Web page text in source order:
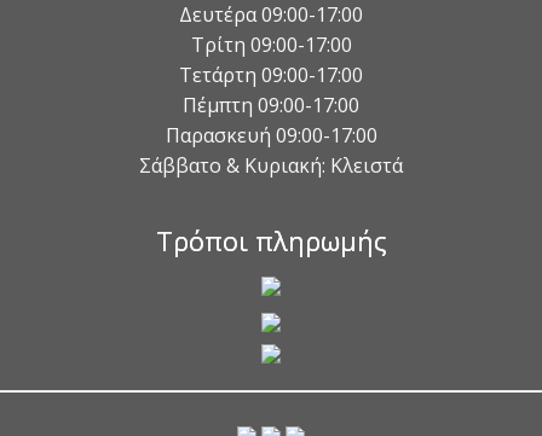
Δευτέρα 09:00-17:00
Τρίτη 09:00-17:00
Τετάρτη 09:00-17:00
Πέμπτη 09:00-17:00
Παρασκευή 09:00-17:00
Σάββατο & Κυριακή: Κλειστά
Τρόποι πληρωμής